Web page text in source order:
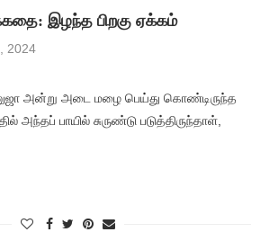
இழந்த பிறகு ஏக்கம்
2024
அன்று அடை மழை பெய்து கொண்டிருந்த
அந்தப் பாயில் சுருண்டு படுத்திருந்தாள்,